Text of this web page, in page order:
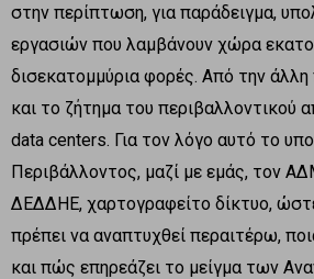
στην περίπτωση, για παράδειγμα,
εργασιών που λαμβάνουν χώρα
δισεκατομμύρια φορές. Από την άλλη
και το ζήτημα του
data centers. Για τον λόγο αυτό το
Περιβάλλοντος, μαζί με εμάς, τον
ΔΕΔΔΗΕ, χαρτογραφείτο δίκτυο,
πρέπει να αναπτυχθεί περαιτέρω,
και πώς επηρεάζει το μείγμα των